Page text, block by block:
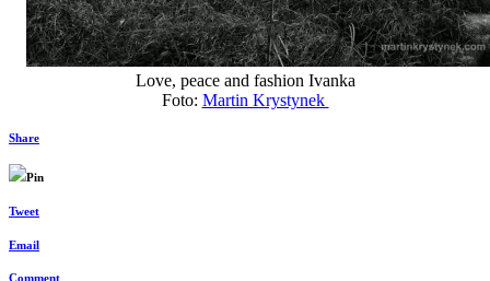
Love, peace and fashion Ivanka
Foto: Martin Krystynek
Share
Pin
Tweet
Email
Comment